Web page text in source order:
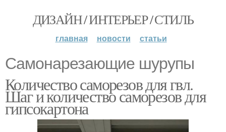
ДИЗАЙН / ИНТЕРЬЕР / СТИЛЬ
главная новости статьи
Самонарезающие шурупы
Количество саморезов для гвл.
Шаг и количество саморезов для
гипсокартона